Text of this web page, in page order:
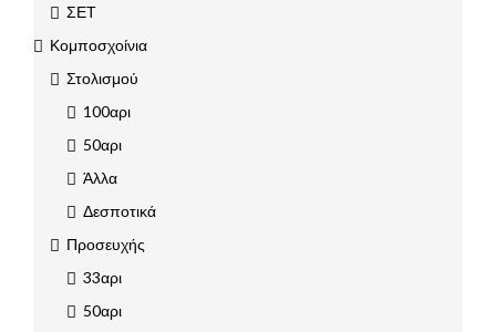
ΣΕΤ
Κομποσχοίνια
Στολισμού
100αρι
50αρι
Άλλα
Δεσποτικά
Προσευχής
33αρι
50αρι